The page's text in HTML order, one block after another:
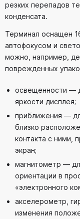
резких перепадов
конденсата.
Терминал оснащен
автофокусом и
можно, например,
поврежденных
освещенности —
яркости дисплея;
приближения —
близко
контакта с ними,
экран;
магнитометр —
ориентации в
«электронного
акселерометр,
изменения